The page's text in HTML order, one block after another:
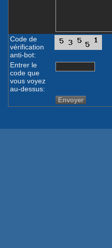
Code de
vérification
anti-bot:
Entrer le
code que
vous voyez
au-dessus: